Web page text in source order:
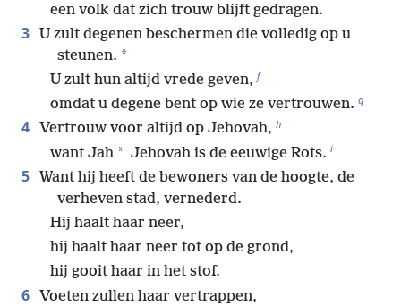
een volk dat zich trouw blijft gedragen.
3 U zult degenen beschermen die volledig op u
steunen. *
U zult hun altijd vrede geven, f
omdat u degene bent op wie ze vertrouwen. g
4 Vertrouw voor altijd op Jehovah, h
want Jah * Jehovah is de eeuwige Rots. i
5 Want hij heeft de bewoners van de hoogte, de
verheven stad, vernederd.
Hij haalt haar neer,
hij haalt haar neer tot op de grond,
hij gooit haar in het stof.
6 Voeten zullen haar vertrappen,